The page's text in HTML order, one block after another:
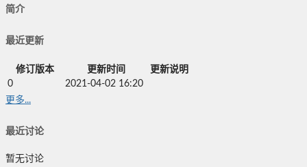
简介
最近更新
修订版本 更新时间
更新说明
0
2021-04-02 16:20
更多...
最近讨论
暂无讨论